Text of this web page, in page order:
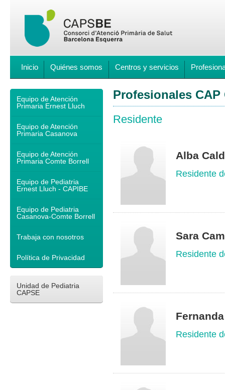
Inicio Quiénes somos Centros y servicios
Equipo de Atención
Primaria Ernest Lluch
Equipo de Atención
Primaria Casanova
Equipo de Atención
Primaria Comte Borrell
Equipo de Pediatria
Ernest Lluch - CAPIBE
Equipo de Pediatria
Casanova-Comte Borrell
Trabaja con nosotros
Política de Privacidad
Unidad de Pediatria
CAPSE
Profesionales CAP
Residente
Alba
Residente
Sara
Residente
Residente